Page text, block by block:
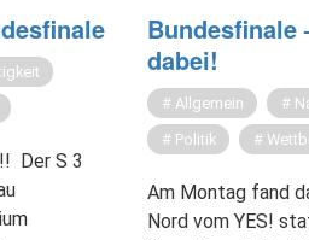
Der S 3
Bun­des­fi­na­le
dabei!
Allgemein
Politik
Am Montag fand
Nord vom YES!